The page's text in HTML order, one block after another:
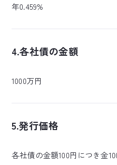
年0.459%
4.各社債の金額
1000万円
5.発行価格
各社債の金額100円につき金